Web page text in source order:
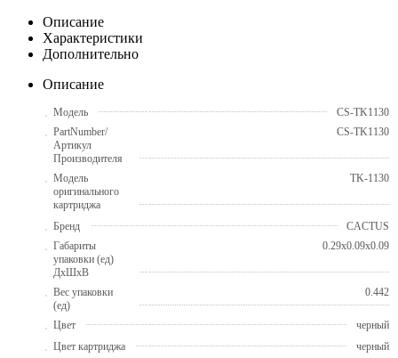
Описание
Характеристики
Дополнительно
Описание
Модель
CS-TK1130
PartNumber/
Артикул
Производителя
CS-TK1130
Модель
оригинального
картриджа
TK-1130
Бренд
CACTUS
Габариты
упаковки (ед)
ДхШхВ
0.29x0.09x0.09
Вес упаковки
(ед)
0.442
Цвет
черный
Цвет картриджа
черный